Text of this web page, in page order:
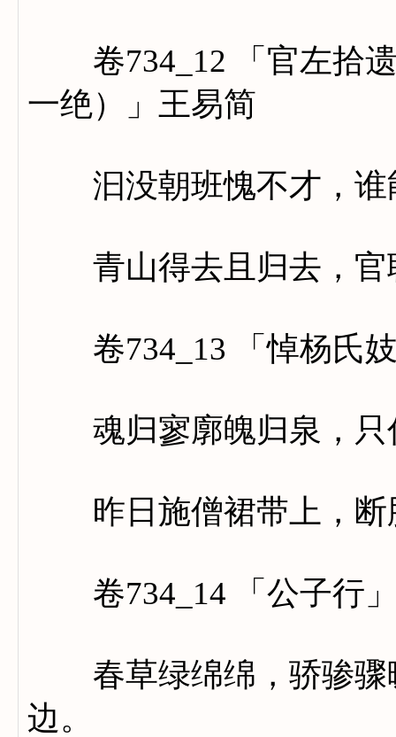
卷734_12 「官左拾遗
一绝）」王易简
汩没朝班愧不才，谁
青山得去且归去，官
卷734_13 「悼杨氏妓
魂归寥廓魄归泉，只
昨日施僧裙带上，断
卷734_14 「公子行
春草绿绵绵，骄骖骤
边。